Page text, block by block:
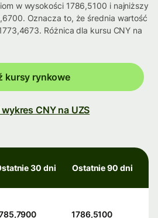
w wysokości 1786,5100 i najniższy
Oznacza to, że średnia wartość
Różnica dla kursu CNY na
kursy rynkowe
CNY na UZS
30 dni Ostatnie 90 dni
1786,5100